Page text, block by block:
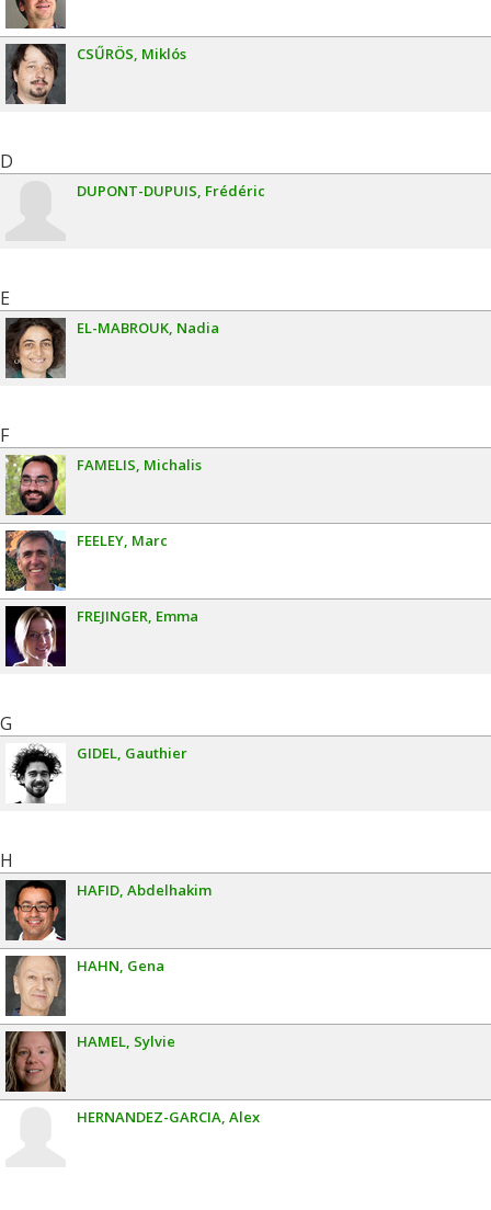
CSŰRÖS Miklós
D
DUPONT-DUPUIS Frédéric
E
EL-MABROUK Nadia
F
FAMELIS Michalis
FEELEY Marc
FREJINGER Emma
G
GIDEL Gauthier
H
HAFID Abdelhakim
HAHN Gena
HAMEL Sylvie
HERNANDEZ-GARCIA Alex